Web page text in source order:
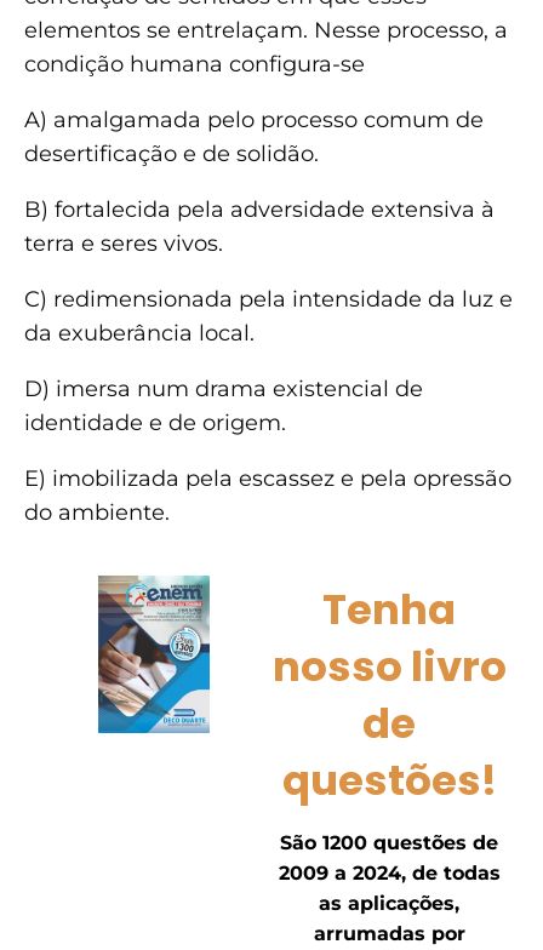
elementos se entrelaçam. Nesse processo, a
condição humana configura-se
A) amalgamada pelo processo comum de
desertificação e de solidão.
B) fortalecida pela adversidade extensiva à
terra e seres vivos.
C) redimensionada pela intensidade da luz e
da exuberância local.
D) imersa num drama existencial de
identidade e de origem.
E) imobilizada pela escassez e pela opressão
do ambiente.
Tenha
nosso livro
de
questões!
São 1200 questões de
2009 a 2024, de todas
as aplicações,
arrumadas por